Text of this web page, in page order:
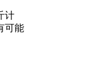
计
可能